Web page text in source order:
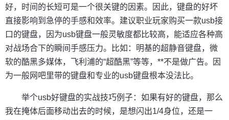
好，时间的长短可是一个很关键的因素。因此，键盘的好坏
直接影响到急停的手感和效率。建议职业玩家购买一款usb接
口的键盘，因为usb键盘一般灵敏度都比较高，能适应各种高
对战场合下的瞬间手感压力。比如：明基的超静音键盘，微
软的酷黑多媒体，飞利浦的“超酷黑”等等，**不是做广告。因
为一般网吧里带的键盘和专业的usb键盘根本没法比。
举个usb好键盘的实战技巧例子：如果有好的键盘，那么
我在掩体后面移动出去的时候，是想闪出1/4身位，还是一